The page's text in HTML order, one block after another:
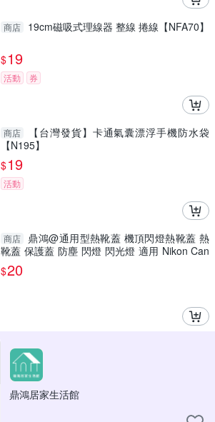
商店 19cm磁吸式理線器 整線 捲線【NFA70】
$19
活動 券
商店
【台灣發貨】卡通氣囊漂浮手機防水袋
【N195】
$19
活動
商店
鼎鴻@通用型熱靴蓋 機頂閃燈熱靴蓋 熱
靴蓋 保護蓋 防塵 閃燈 閃光燈 適用 Nikon Can
on
$20
鼎鴻居家生活館